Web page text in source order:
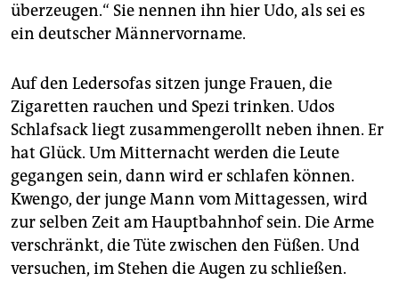
überzeugen.“ Sie nennen ihn hier Udo, als sei es
ein deutscher Männervorname.
Auf den Ledersofas sitzen junge Frauen, die
Zigaretten rauchen und Spezi trinken. Udos
Schlafsack liegt zusammengerollt neben ihnen. Er
hat Glück. Um Mitternacht werden die Leute
gegangen sein, dann wird er schlafen können.
Kwengo, der junge Mann vom Mittagessen, wird
zur selben Zeit am Hauptbahnhof sein. Die Arme
verschränkt, die Tüte zwischen den Füßen. Und
versuchen, im Stehen die Augen zu schließen.